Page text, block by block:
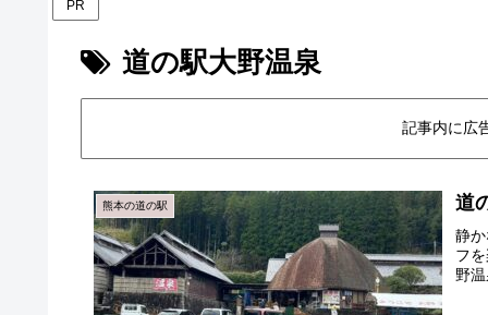
PR
道の駅大野温泉
記事内に広
熊本の道の駅 道
静
フ
野